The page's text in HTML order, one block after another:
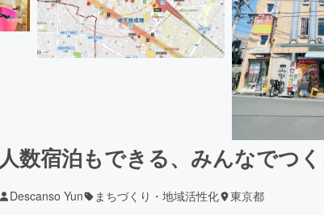
数宿泊もできる、みんなでつ
Descanso Yun まちづくり・地域活性化 東京都